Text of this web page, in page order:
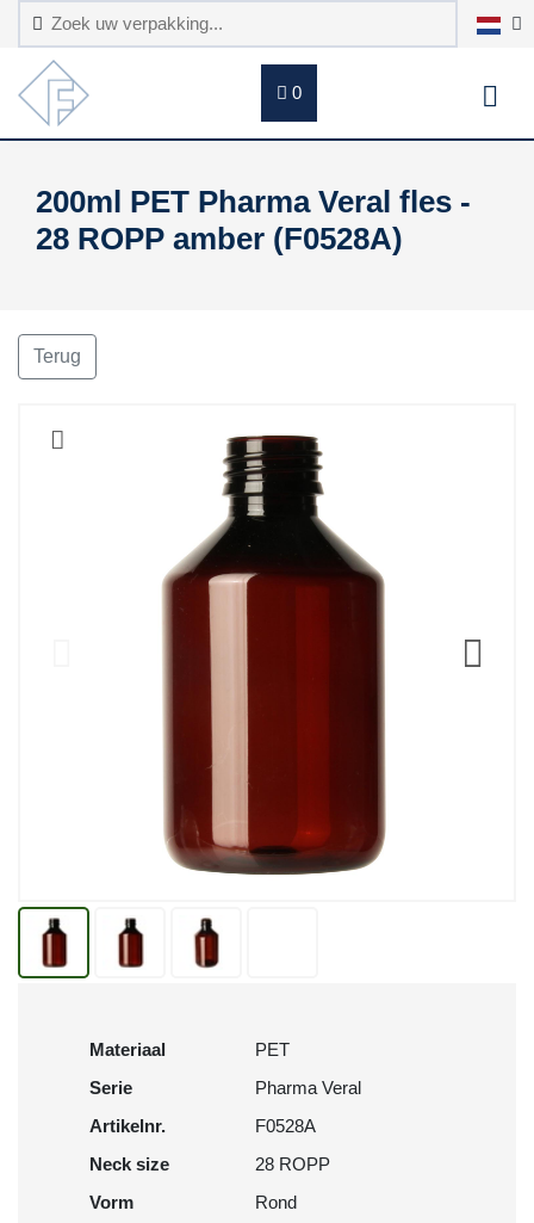
0
200ml PET Pharma Veral fles -
28 ROPP amber (F0528A)
Terug
Materiaal
PET
Serie
Pharma Veral
Artikelnr.
F0528A
Neck size
28 ROPP
Vorm
Rond